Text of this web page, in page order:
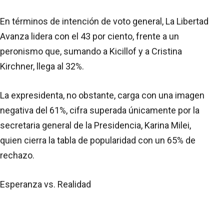
En términos de intención de voto general, La Libertad
Avanza lidera con el 43 por ciento, frente a un
peronismo que, sumando a Kicillof y a Cristina
Kirchner, llega al 32%.
La expresidenta, no obstante, carga con una imagen
negativa del 61%, cifra superada únicamente por la
secretaria general de la Presidencia, Karina Milei,
quien cierra la tabla de popularidad con un 65% de
rechazo.
Esperanza vs. Realidad